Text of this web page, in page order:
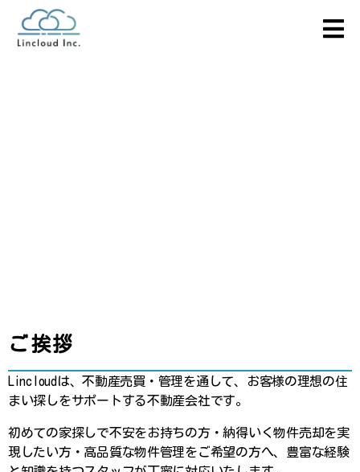
ご挨拶
Lincloudは、不動産売買・管理を通して、お客様の理想の住
まい探しをサポートする不動産会社です。
初めての家探しで不安をお持ちの方・納得いく物件売却を実
現したい方・高品質な物件管理をご希望の方へ、豊富な経験